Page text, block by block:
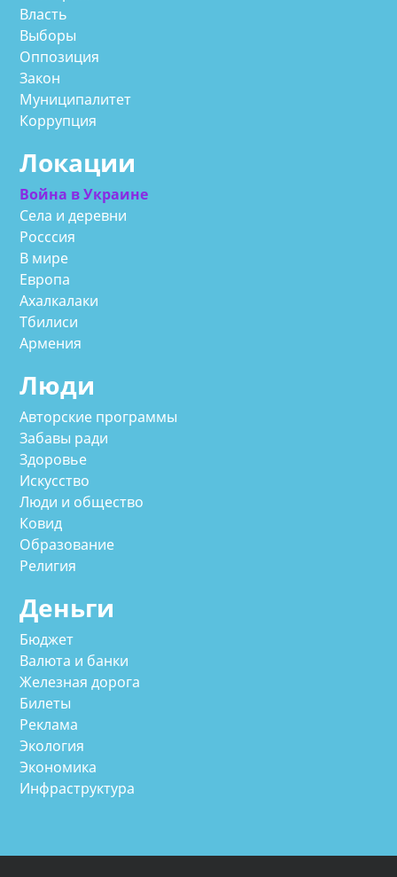
Власть
Выборы
Оппозиция
Закон
Муниципалитет
Коррупция
Локации
Война в Украине
Села и деревни
Росссия
В мире
Европа
Ахалкалаки
Тбилиси
Армения
Люди
Авторские программы
Забавы ради
Здоровье
Искусство
Люди и общество
Ковид
Образование
Религия
Деньги
Бюджет
Валюта и банки
Железная дорога
Билеты
Реклама
Экология
Экономика
Инфраструктура